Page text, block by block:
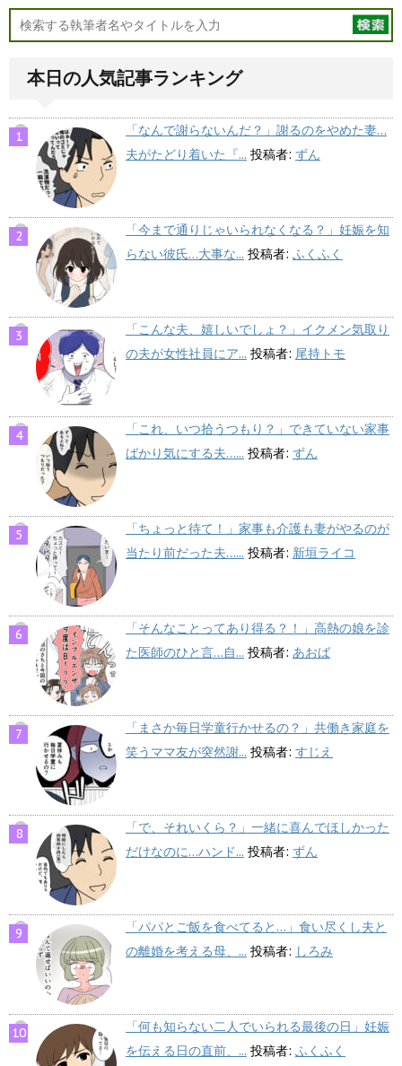
本日の人気記事ランキング
「なんで謝らないんだ？」謝るのをやめた妻…
夫がたどり着いた『... 投稿者: ずん
「今まで通りじゃいられなくなる？」妊娠を知
らない彼氏…大事な... 投稿者: ふくふく
「こんな夫、嬉しいでしょ？」イクメン気取り
の夫が女性社員にア... 投稿者: 尾持トモ
「これ、いつ拾うつもり？」できていない家事
ばかり気にする夫…... 投稿者: ずん
「ちょっと待て！」家事も介護も妻がやるのが
当たり前だった夫…... 投稿者: 新垣ライコ
「そんなことってあり得る？！」高熱の娘を診
た医師のひと言…自... 投稿者: あおば
「まさか毎日学童行かせるの？」共働き家庭を
笑うママ友が突然謝... 投稿者: すじえ
「で、それいくら？」一緒に喜んでほしかった
だけなのに…ハンド... 投稿者: ずん
「パパとご飯を食べてると…」食い尽くし夫と
の離婚を考える母、... 投稿者: しろみ
「何も知らない二人でいられる最後の日」妊娠
を伝える日の直前、... 投稿者: ふくふく